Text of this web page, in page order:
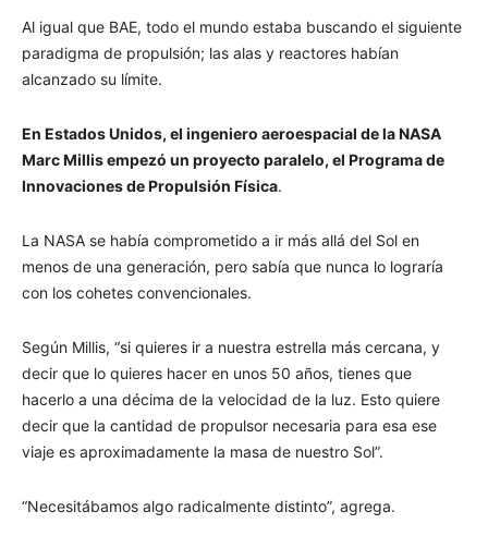
Al igual que BAE, todo el mundo estaba buscando el siguiente
paradigma de propulsión; las alas y reactores habían
alcanzado su límite.
En Estados Unidos, el ingeniero aeroespacial de la NASA
Marc Millis empezó un proyecto paralelo, el Programa de
Innovaciones de Propulsión Física.
La NASA se había comprometido a ir más allá del Sol en
menos de una generación, pero sabía que nunca lo lograría
con los cohetes convencionales.
Según Millis, “si quieres ir a nuestra estrella más cercana, y
decir que lo quieres hacer en unos 50 años, tienes que
hacerlo a una décima de la velocidad de la luz. Esto quiere
decir que la cantidad de propulsor necesaria para esa ese
viaje es aproximadamente la masa de nuestro Sol”.
“Necesitábamos algo radicalmente distinto”, agrega.